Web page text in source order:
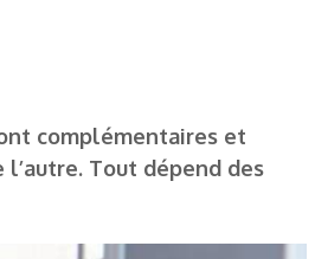
complémentaires et
Tout dépend des